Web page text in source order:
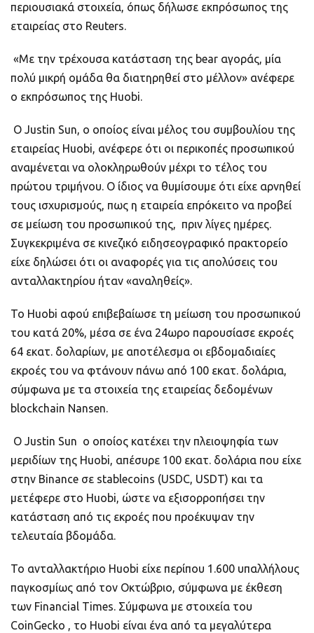
περιουσιακά στοιχεία, όπως δήλωσε εκπρόσωπος της
εταιρείας στο Reuters.
«Με την τρέχουσα κατάσταση της bear αγοράς, μία
πολύ μικρή ομάδα θα διατηρηθεί στο μέλλον» ανέφερε
ο εκπρόσωπος της Huobi.
O Justin Sun, o οποίος είναι μέλος του συμβουλίου της
εταιρείας Huobi, ανέφερε ότι οι περικοπές προσωπικού
αναμένεται να ολοκληρωθούν μέχρι το τέλος του
πρώτου τριμήνου. Ο ίδιος να θυμίσουμε ότι είχε αρνηθεί
τους ισχυρισμούς, πως η εταιρεία επρόκειτο να προβεί
σε μείωση του προσωπικού της, πριν λίγες ημέρες.
Συγκεκριμένα σε κινεζικό ειδησεογραφικό πρακτορείο
είχε δηλώσει ότι οι αναφορές για τις απολύσεις του
ανταλλακτηρίου ήταν «αναληθείς».
To Huobi αφού επιβεβαίωσε τη μείωση του προσωπικού
του κατά 20%, μέσα σε ένα 24ωρο παρουσίασε εκροές
64 εκατ. δολαρίων, με αποτέλεσμα οι εβδομαδιαίες
εκροές του να φτάνουν πάνω από 100 εκατ. δολάρια,
σύμφωνα με τα στοιχεία της εταιρείας δεδομένων
blockchain Nansen.
Ο Justin Sun o οποίος κατέχει την πλειοψηφία των
μεριδίων της Huobi, απέσυρε 100 εκατ. δολάρια που είχε
στην Binance σε stablecoins (USDC, USDT) και τα
μετέφερε στο Huobi, ώστε να εξισορροπήσει την
κατάσταση από τις εκροές που προέκυψαν την
τελευταία βδομάδα.
Το ανταλλακτήριο Huobi είχε περίπου 1.600 υπαλλήλους
παγκοσμίως από τον Οκτώβριο, σύμφωνα με έκθεση
των Financial Times. Σύμφωνα με στοιχεία του
CoinGecko , το Huobi είναι ένα από τα μεγαλύτερα